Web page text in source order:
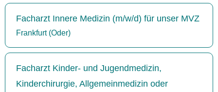
Facharzt Innere Medizin (m/w/d) für unser MVZ
Frankfurt (Oder)
Facharzt Kinder- und Jugendmedizin,
Kinderchirurgie, Allgemeinmedizin oder